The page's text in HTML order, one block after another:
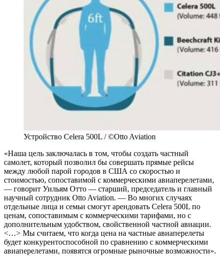
Устройство Celera 500L / ©Otto Aviation
«Наша цель заключалась в том, чтобы создать частный
самолет, который позволил бы совершать прямые рейсы
между любой парой городов в США со скоростью и
стоимостью, сопоставимой с коммерческими авиаперелетами,
— говорит Уильям Отто — старший, председатель и главный
научный сотрудник Otto Aviation. — Во многих случаях
отдельные лица и семьи смогут арендовать Celera 500L по
ценам, сопоставимым с коммерческими тарифами, но с
дополнительным удобством, свойственной частной авиации.
<…> Мы считаем, что когда цена на частные авиаперелеты
будет конкурентоспособной по сравнению с коммерческими
авиаперелетами, появятся огромные рыночные возможности».